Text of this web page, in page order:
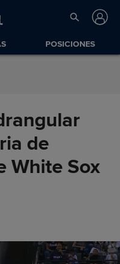
POSICIONES
de
White Sox
Compartir